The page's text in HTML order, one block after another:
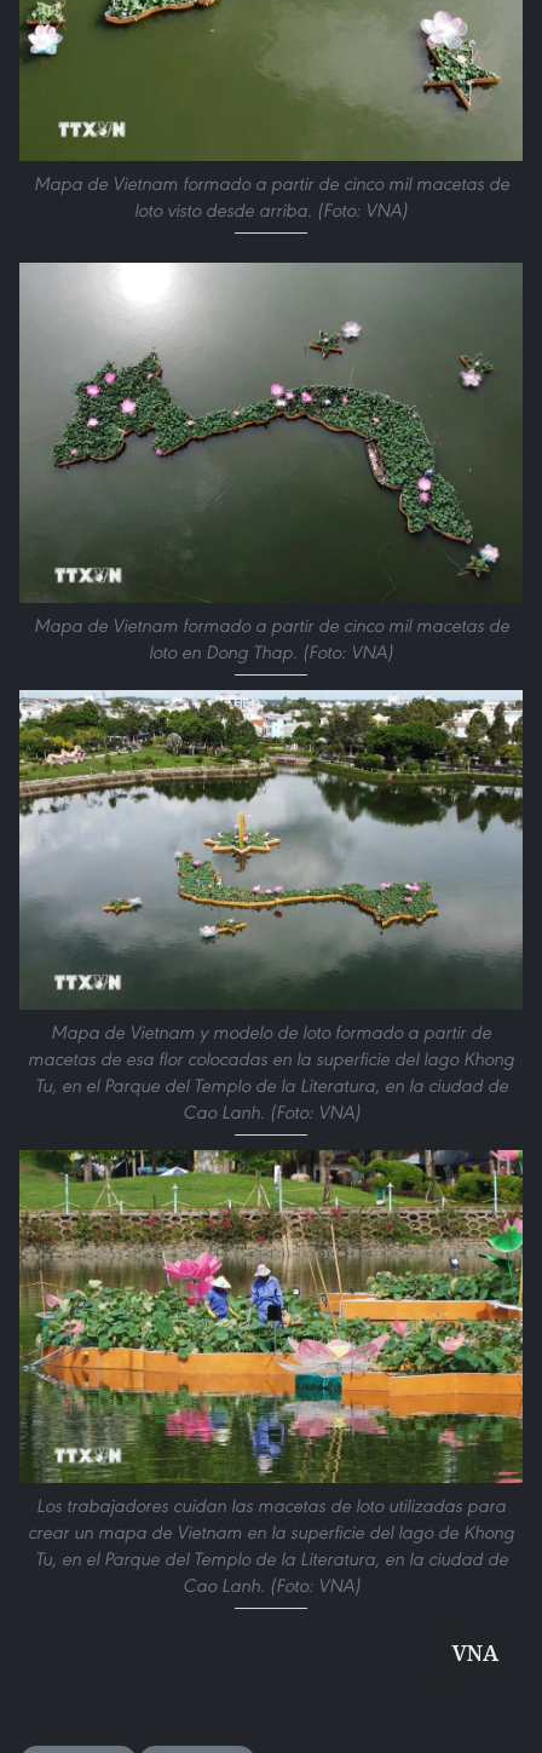
Mapa de Vietnam formado a partir de cinco mil macetas de
loto visto desde arriba. (Foto: VNA)
Mapa de Vietnam formado a partir de cinco mil macetas de
loto en Dong Thap. (Foto: VNA)
Mapa de Vietnam y modelo de loto formado a partir de
macetas de esa flor colocadas en la superficie del lago Khong
Tu, en el Parque del Templo de la Literatura, en la ciudad de
Cao Lanh. (Foto: VNA)
Los trabajadores cuidan las macetas de loto utilizadas para
crear un mapa de Vietnam en la superficie del lago de Khong
Tu, en el Parque del Templo de la Literatura, en la ciudad de
Cao Lanh. (Foto: VNA)
VNA